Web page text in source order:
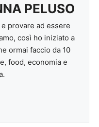
PELUSO
provare ad essere
così ho iniziato a
ormai faccio da 10
food, economia e